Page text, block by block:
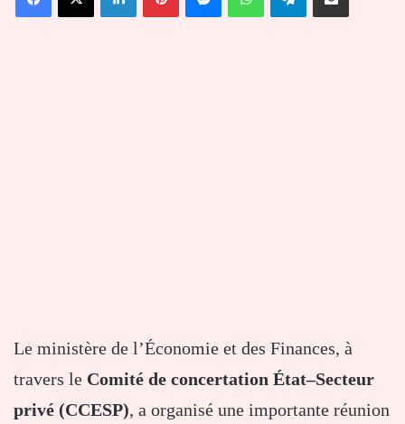
Le ministère de l’Économie et des Finances, à
travers le Comité de concertation État–Secteur
privé (CCESP), a organisé une importante réunion